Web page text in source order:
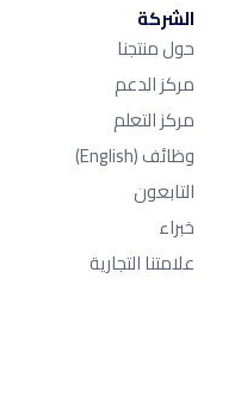
الشركة
حول منتجنا
مركز الدعم
مركز التعلم
وظائف(English)
التابعون
خبراء
علامتنا التجارية